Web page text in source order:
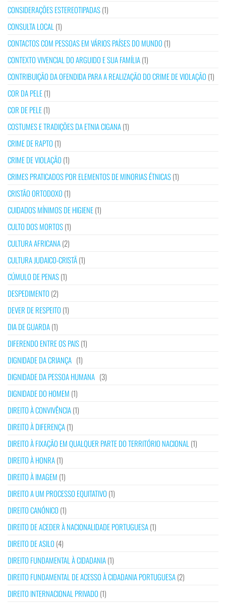
CONSIDERAÇÕES ESTEREOTIPADAS(1)
CONSULTA LOCAL (1)
CONTACTOS COM PESSOAS EM VÁRIOS PAÍSES DO MUNDO (1)
CONTEXTO VIVENCIAL DO ARGUIDO E SUA FAMÍLIA(1)
CONTRIBUIÇÃO DA OFENDIDA PARA A REALIZAÇÃO DO CRIME DE VIOLAÇÃO (1)
COR DA PELE(1)
COR DE PELE(1)
COSTUMES E TRADIÇÕES DA ETNIA CIGANA(1)
CRIME DE RAPTO (1)
CRIME DE VIOLAÇÃO (1)
CRIMES PRATICADOS POR ELEMENTOS DE MINORIAS ÉTNICAS(1)
CRISTÃO ORTODOXO (1)
CUIDADOS MÍNIMOS DE HIGIENE(1)
CULTO DOS MORTOS(1)
CULTURA AFRICANA(2)
CULTURA JUDAICO-CRISTÃ(1)
CÚMULO DE PENAS(1)
DESPEDIMENTO (2)
DEVER DE RESPEITO (1)
DIA DE GUARDA(1)
DIFERENDO ENTRE OS PAIS(1)
DIGNIDADE DA CRIANÇA (1)
DIGNIDADE DA PESSOA HUMANA (3)
DIGNIDADE DO HOMEM (1)
DIREITO À CONVIVÊNCIA(1)
DIREITO À DIFERENÇA(1)
DIREITO À FIXAÇÃO EM QUALQUER PARTE DO TERRITÓRIO NACIONAL (1)
DIREITO À HONRA(1)
DIREITO À IMAGEM (1)
DIREITO A UM PROCESSO EQUITATIVO (1)
DIREITO CANÓNICO (1)
DIREITO DE ACEDER À NACIONALIDADE PORTUGUESA(1)
DIREITO DE ASILO (4)
DIREITO FUNDAMENTAL À CIDADANIA(1)
DIREITO FUNDAMENTAL DE ACESSO À CIDADANIA PORTUGUESA(2)
DIREITO INTERNACIONAL PRIVADO (1)